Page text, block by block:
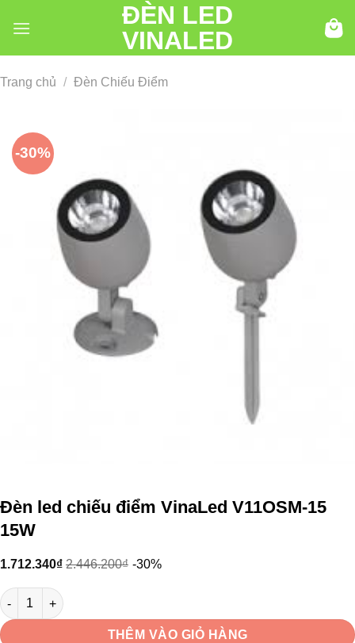
đến
ĐÈN LED
VINALED
Trang chủ / Đèn Chiếu Điểm
-30%
Đèn led chiếu điểm VinaLed V11OSM-15
15W
1.712.340₫ 2.446.200₫ -30%
Đèn led chiếu điểm VinaLed V11OSM-15 15W số lượng
THÊM VÀO GIỎ HÀNG